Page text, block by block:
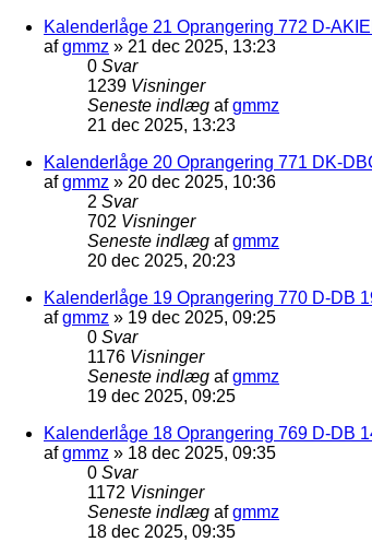
Kalenderlåge 21 Oprangering 772 D-
afgmmz » 21 dec 2025, 13:23
0 Svar
1239 Visninger
Seneste indlæg afgmmz
21 dec 2025, 13:23
Kalenderlåge 20 Oprangering 771 DK-
afgmmz » 20 dec 2025, 10:36
2 Svar
702 Visninger
Seneste indlæg afgmmz
20 dec 2025, 20:23
Kalenderlåge 19 Oprangering 770 D-DB
afgmmz » 19 dec 2025, 09:25
0 Svar
1176 Visninger
Seneste indlæg afgmmz
19 dec 2025, 09:25
Kalenderlåge 18 Oprangering 769 D-DB
afgmmz » 18 dec 2025, 09:35
0 Svar
1172 Visninger
Seneste indlæg afgmmz
18 dec 2025, 09:35